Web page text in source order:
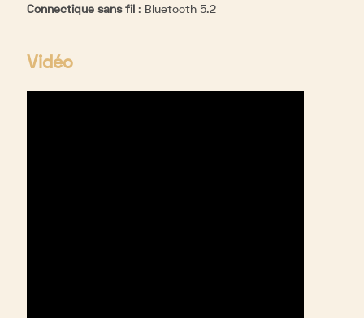
Connectique sans fil : Bluetooth 5.2
Vidéo